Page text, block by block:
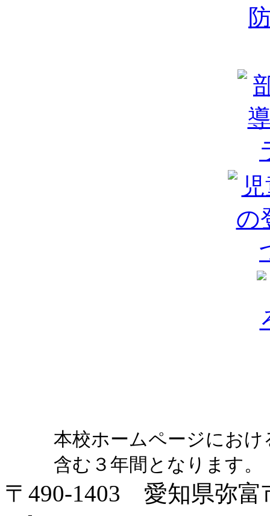
本校ホームページにお
含む３年間となります。
〒490-1403 愛知県弥